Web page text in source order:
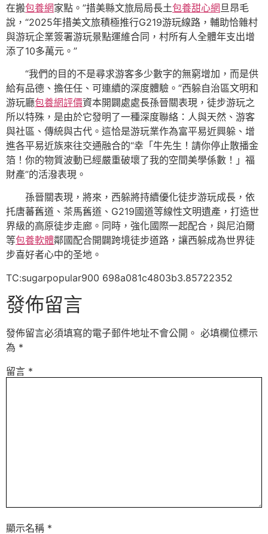
在搬包養網家點。”措美縣文旅局局長土包養甜心網 旦昂毛
說，“2025年措美文旅積極推行G219游玩線路，輔助恰雜村
與游玩企業簽署游玩景點運維合同，村所有人全體年支出增
添了10多萬元。”
“我們的目的不是尋求游客多少數字的無窮增加，而是供
給有品德、擔任任、可連續的深度體驗。”西躲自治區文明和
游玩廳包養網評價資本開闢處處長孫晉關表現，徒步游玩之
所以特殊，是由於它發明了一種深度聯絡：人與天然、游客
與社區、傳統與古代。這恰是游玩業作為富平易近興躲、增
進各平易近族來往交通融合的“幸「牛先生！請你停止散播金
箔！你的物質波動已經嚴重破壞了我的空間美學係數！」福
財產”的活潑表現。
孫晉關表現，將來，西躲將持續優化徒步游玩成長，依
托唐蕃舊道、茶馬舊道、G219國道等線性文明遺產，打造世
界級的高原徒步走廊。同時，強化國際一起配合，與尼泊爾
等包養軟體鄰國配合開闢跨境徒步道路，讓西躲成為世界徒
步喜好者心中的圣地。
TC:sugarpopular900 698a081c4803b3.85722352
發佈留言
發佈留言必須填寫的電子郵件地址不會公開。 必填欄位標示
為 *
留言 *
顯示名稱 *